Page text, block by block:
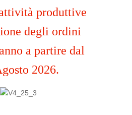
produttive
degli ordini
a partire dal
2026.